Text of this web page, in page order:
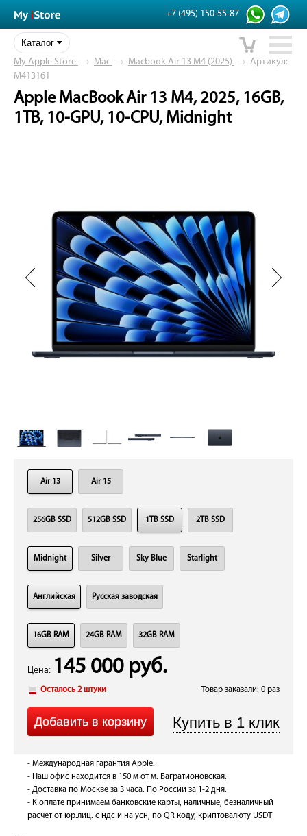
+7 (495) 150-55-87
Каталог
My Apple Store → Mac → Macbook Air 13 M4 (2025) → Артикул:
M413161
Apple MacBook Air 13 M4, 2025, 16GB,
1TB, 10-GPU, 10-CPU, Midnight
Air 13 Air 15
256GB SSD 512GB SSD 1TB SSD 2TB SSD
Midnight Silver Sky Blue Starlight
Английская Русская заводская
16GB RAM 24GB RAM 32GB RAM
Цена: 145 000 руб.
Осталось 2 штуки Товар заказали: 0 раз
- Международная гарантия Apple.
- Наш офис находится в 150 м от м. Багратионовская.
- Доставка по Москве за 3 часа. По России за 1-2 дня.
- К оплате принимаем банковские карты, наличные, безналичный
расчет от юр.лиц. с ндс и на усн, по QR коду, криптовалюту USDT